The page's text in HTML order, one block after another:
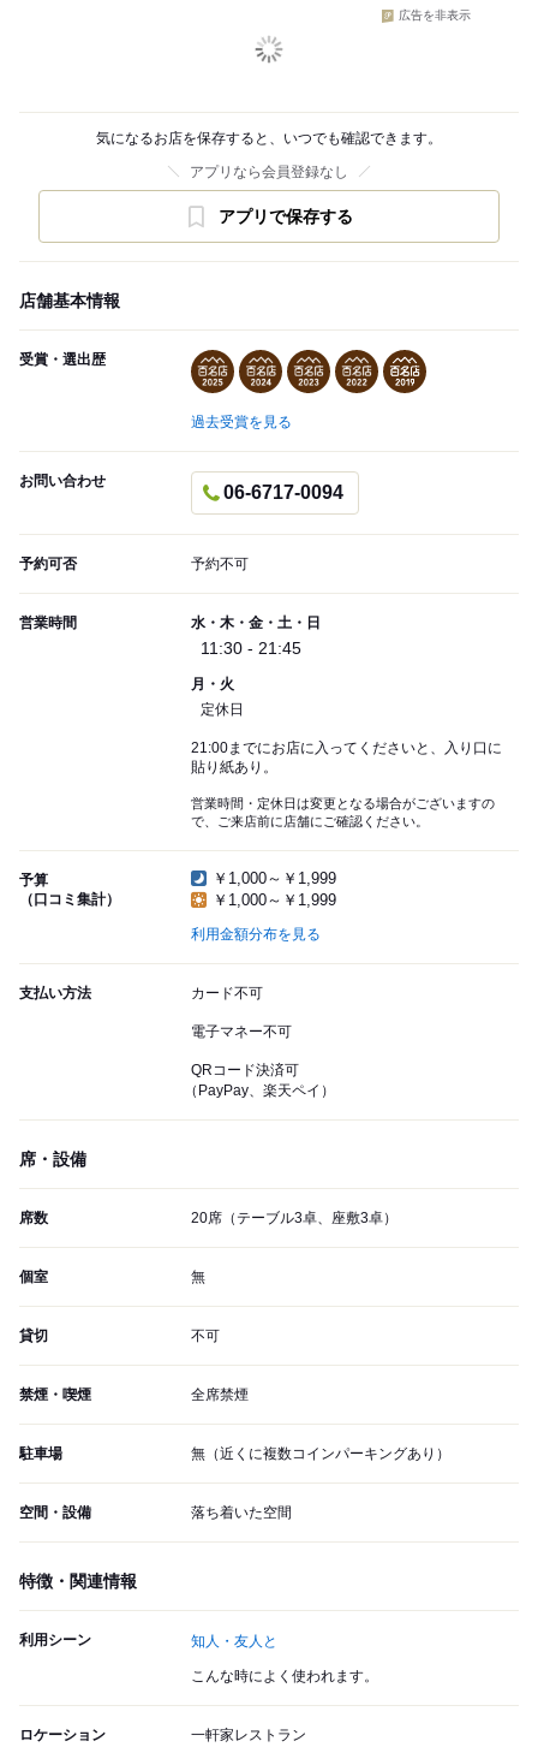
広告を非表示
気になるお店を保存すると、いつでも確認できます。
アプリなら会員登録なし
アプリで保存する
店舗基本情報
受賞・選出歴
過去受賞を見る
お問い合わせ
06-6717-0094
予約可否 予約不可
営業時間 水・木・金・土・日
11:30 - 21:45
月・火
定休日
21:00までにお店に入ってくださいと、入り口に
貼り紙あり。
営業時間・定休日は変更となる場合がございますの
で、ご来店前に店舗にご確認ください。
予算
（口コミ集計）
￥1,000～￥1,999
￥1,000～￥1,999
利用金額分布を見る
支払い方法 カード不可
電子マネー不可
QRコード決済可
（PayPay、楽天ペイ）
席・設備
席数 20席（テーブル3卓、座敷3卓）
個室 無
貸切 不可
禁煙・喫煙 全席禁煙
駐車場 無（近くに複数コインパーキングあり）
空間・設備 落ち着いた空間
特徴・関連情報
利用シーン 知人・友人と
こんな時によく使われます。
ロケーション 一軒家レストラン